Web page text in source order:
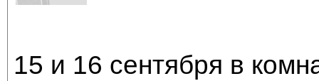
15 и 16 сентября в